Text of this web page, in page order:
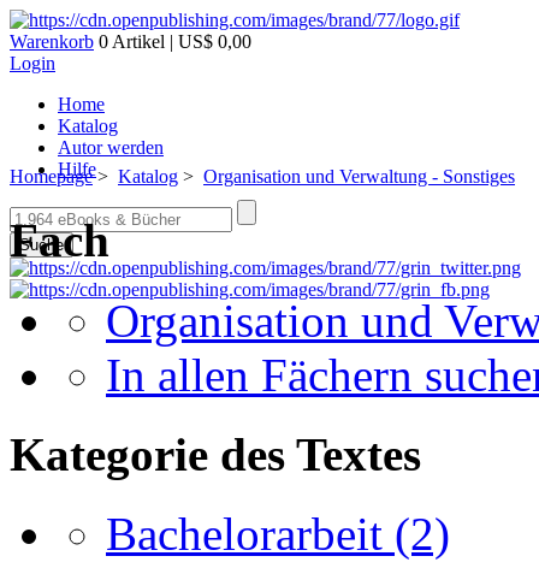
Warenkorb 0 Artikel | US$ 0,00
Login
Home
Katalog
Autor werden
Hilfe
Suche
Homepage> Katalog > Organisation und Verwaltung - Sonstiges
Fach
Organisation und
In allen Fächern
Kategorie des Textes
Bachelorarbeit (2)